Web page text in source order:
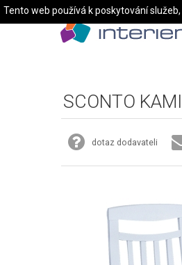
SCONTO
dotaz dodavateli
Tento web používá k poskytování